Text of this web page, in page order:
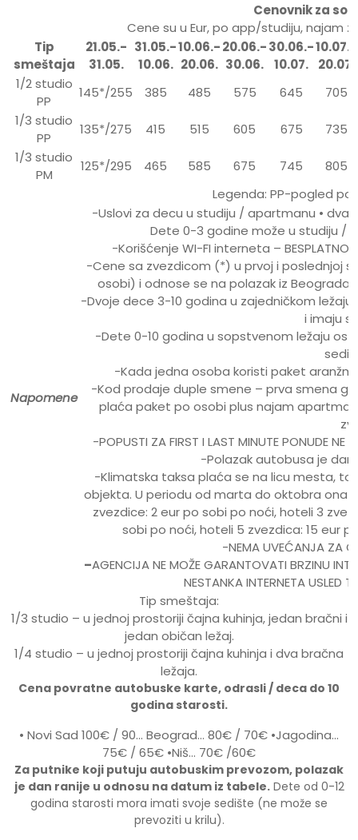
Cenovnik za
Cene su u Eur, po app/studiju, najam za
Tip
smeštaja
21.05.-
31.05.
31.05.-
10.06.
10.06.-
20.06.
20.06.-
30.06.
30.06.-
10.07.
10.07.-
20.07.
1/2 studio
PP
145*/255 385 485 575 645
705
1/3 studio
PP
135*/275 415 515 605 675
735
1/3 studio
PM
125*/295 465 585 675 745
805
Legenda: PP-pogled
Napomene
-Uslovi za decu u studiju / apartmanu •
Dete 0-3 godine može u studiju /
-Korišćenje WI-FI interneta –
-Cene sa zvezdicom (*) u prvoj i poslednjoj
osobi) i odnose se na polazak iz
-Dvoje dece 3-10 godina u zajedničkom
i imaju
-Dete 0-10 godina u sopstvenom ležaju
-Kada jedna osoba koristi paket
-Kod prodaje duple smene – prva smena
plaća paket po osobi plus najam
-POPUSTI ZA FIRST I LAST MINUTE PONUDE NE
-Polazak autobusa je
-Klimatska taksa plaća se na licu mesta,
objekta. U periodu od marta do oktobra ona
zvezdice: 2 eur po sobi po noći, hoteli 3
sobi po noći, hoteli 5 zvezdica: 15 eur
-NEMA UVEĆANJA ZA
–AGENCIJA NE MOŽE GARANTOVATI BRZINU
NESTANKA INTERNETA USLED
Tip smeštaja:
1/3 studio – u jednoj prostoriji čajna kuhinja, jedan bračni i
jedan običan ležaj.
1/4 studio – u jednoj prostoriji čajna kuhinja i dva bračna
ležaja.
Cena povratne autobuske karte, odrasli / deca do 10
godina starosti.
• Novi Sad 100€ / 90… Beograd… 80€ / 70€ •Jagodina…
75€ / 65€ •Niš… 70€ /60€
Za putnike koji putuju autobuskim prevozom, polazak
je dan ranije u odnosu na datum iz tabele.Dete od 0-12
godina starosti mora imati svoje sedište (ne može se
prevoziti u krilu).